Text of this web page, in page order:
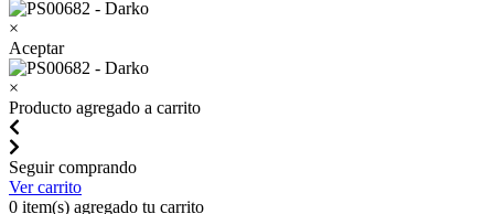
×
Aceptar
×
Producto agregado a carrito
Seguir comprando
Ver carrito
0 item(s) agregado tu carrito